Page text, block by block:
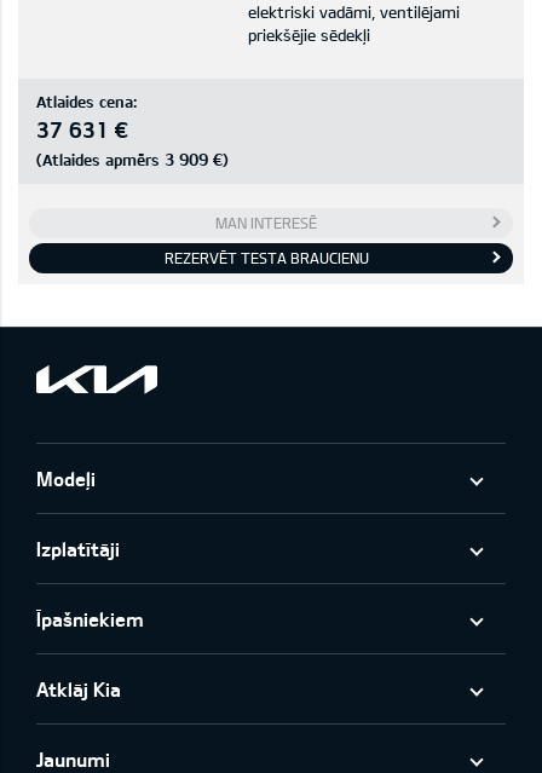
elektriski vadāmi, ventilējami
priekšējie sēdekļi
Atlaides cena:
37 631 €
(Atlaides apmērs 3 909 €)
MAN INTERESĒ
REZERVĒT TESTA BRAUCIENU
Modeļi
Izplatītāji
Īpašniekiem
Atklāj Kia
Jaunumi